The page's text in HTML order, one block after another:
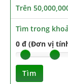
Trên
Tìm trong
0 đ (Đơn vị
Tìm